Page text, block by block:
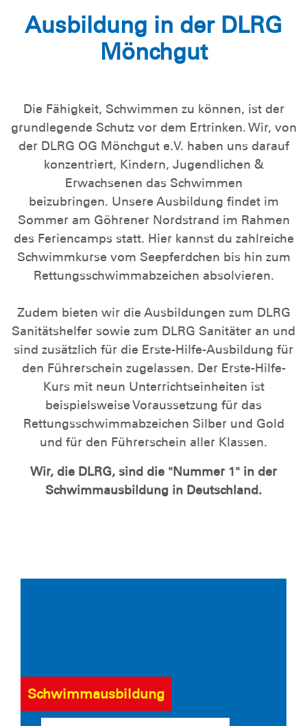
Ausbildung in der DLRG
Mönchgut
Die Fähigkeit, Schwimmen zu können, ist der
grundlegende Schutz vor dem Ertrinken. Wir, von
der DLRG OG Mönchgut e.V. haben uns darauf
konzentriert, Kindern, Jugendlichen &
Erwachsenen das Schwimmen
beizubringen. Unsere Ausbildung findet im
Sommer am Göhrener Nordstrand im Rahmen
des Feriencamps statt. Hier kannst du zahlreiche
Schwimmkurse vom Seepferdchen bis hin zum
Rettungsschwimmabzeichen absolvieren.
Zudem bieten wir die Ausbildungen zum DLRG
Sanitätshelfer sowie zum DLRG Sanitäter an und
sind zusätzlich für die Erste-Hilfe-Ausbildung für
den Führerschein zugelassen. Der Erste-Hilfe-
Kurs mit neun Unterrichtseinheiten ist
beispielsweise Voraussetzung für das
Rettungsschwimmabzeichen Silber und Gold
und für den Führerschein aller Klassen.
Wir, die DLRG, sind die "Nummer 1" in der
Schwimmausbildung in Deutschland.
Schwimmausbildung